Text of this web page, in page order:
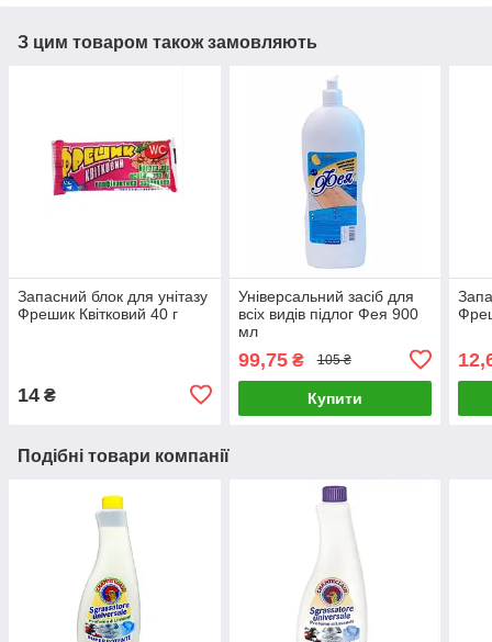
З цим товаром також замовляють
Запасний блок для унітазу
Фрешик Квітковий 40 г
14 ₴
Універсальний засіб для
всіх видів підлог Фея 900
мл
99,75₴ 105 ₴
Купити
Подібні товари компанії